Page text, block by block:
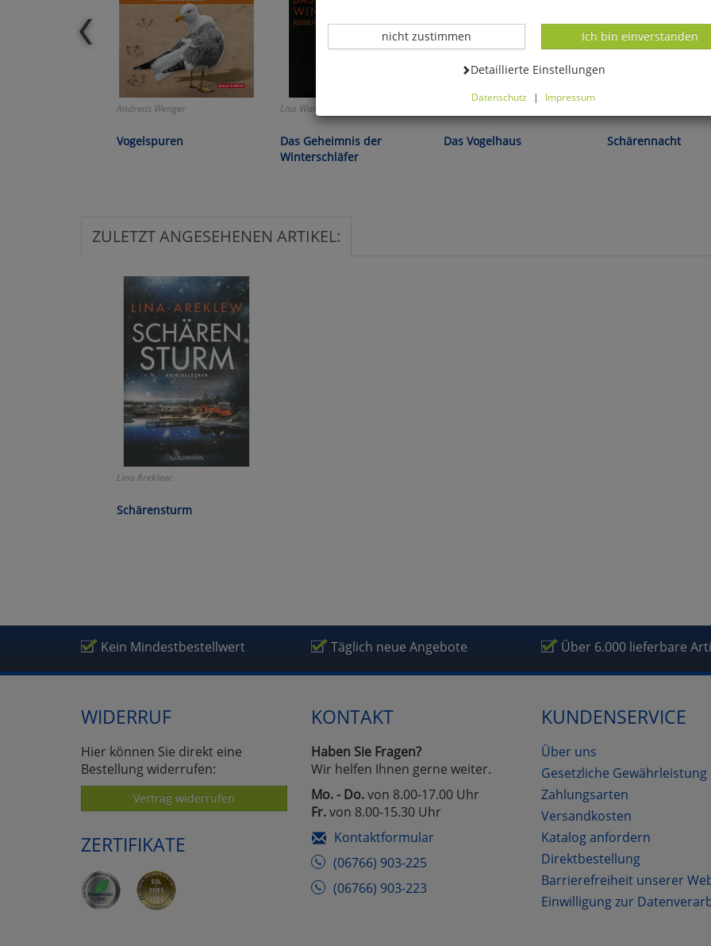
Andreas Wenger
Vogelspuren
Lisa Warnecke:
Das Geheimnis der
Winterschläfer
Das Vogelhaus Schärennacht
ZULETZT ANGESEHENEN ARTIKEL:
Lina Areklew:
Schärensturm
Kein Mindestbestellwert Täglich neue Angebote Über 6.000 lieferbare
WIDERRUF
Hier können Sie direkt eine
Bestellung widerrufen:
Vertrag widerrufen
ZERTIFIKATE
KONTAKT
Haben Sie Fragen?
Wir helfen Ihnen gerne weiter.
Mo. - Do.von 8.00-17.00 Uhr
Fr.von 8.00-15.30 Uhr
Kontaktformular
(06766) 903-225
(06766) 903-223
KUNDENSERVICE
Über uns
Gesetzliche Gewährleistung
Zahlungsarten
Versandkosten
Katalog anfordern
Direktbestellung
Barrierefreiheit unserer
Einwilligung zur
Datenverarbeitung -
Ich bin einverstanden
Datenverarbeitung -
nicht zustimmen
Datenverarbeitung -
Detaillierte Einstellungen
Datenschutz | Impressum
Cookies ablehnen, wird Ihr Besuch nur mit zwingend notwendigen
fortgeführt. Bitte beachten Sie, dass auf Basis Ihrer Einstellungen
nicht mehr alle Funktionalitäten der Seite zur Verfügung stehen.